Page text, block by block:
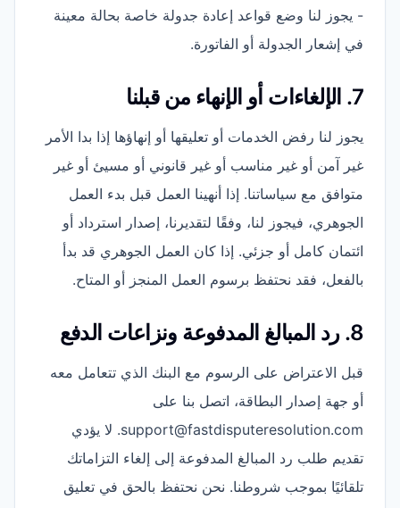
- يجوز لنا وضع قواعد إعادة جدولة خاصة بحالة معينة
في إشعار الجدولة أو الفاتورة.
7. الإلغاءات أو الإنهاء من قبلنا
يجوز لنا رفض الخدمات أو تعليقها أو إنهاؤها إذا بدا الأمر
غير آمن أو غير مناسب أو غير قانوني أو مسيئ أو غير
متوافق مع سياساتنا. إذا أنهينا العمل قبل بدء العمل
الجوهري، فيجوز لنا، وفقًا لتقديرنا، إصدار استرداد أو
ائتمان كامل أو جزئي. إذا كان العمل الجوهري قد بدأ
بالفعل، فقد نحتفظ برسوم العمل المنجز أو المتاح.
8. رد المبالغ المدفوعة ونزاعات الدفع
قبل الاعتراض على الرسوم مع البنك الذي تتعامل معه
أو جهة إصدار البطاقة، اتصل بنا على
support@fastdisputeresolution.com. لا يؤدي
تقديم طلب رد المبالغ المدفوعة إلى إلغاء التزاماتك
تلقائيًا بموجب شروطنا. نحن نحتفظ بالحق في تعليق